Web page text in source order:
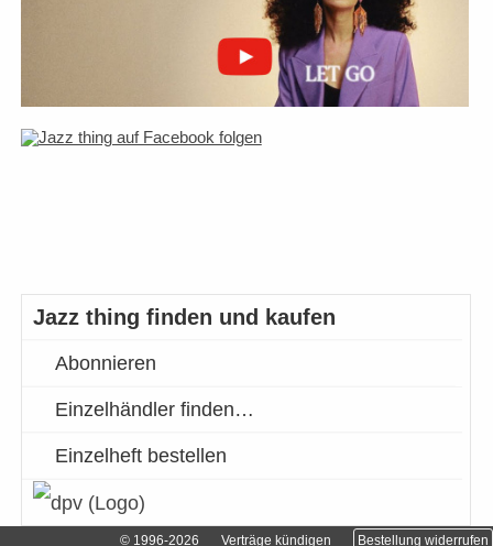
Jazz thing finden und kaufen
Abonnieren
Einzelhändler finden…
Einzelheft bestellen
© 1996-2026 Verträge kündigen Bestellung widerrufen